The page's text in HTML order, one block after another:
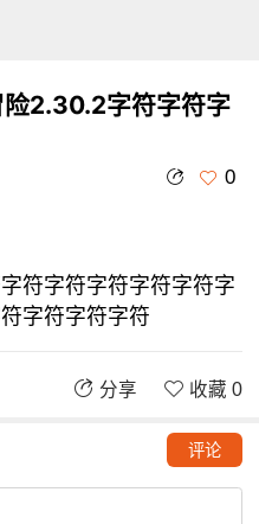
2.30.2字符字符字
0
符字符字符字符字符字
字符字符字符
分享 收藏 0
评论